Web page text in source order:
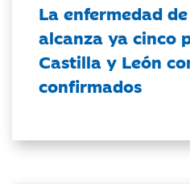
La enfermedad
alcanza ya cinco
Castilla y León
confirmados